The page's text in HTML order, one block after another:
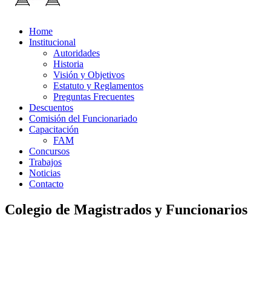
Home
Institucional
Autoridades
Historia
Visión y Objetivos
Estatuto y Reglamentos
Preguntas Frecuentes
Descuentos
Comisión del Funcionariado
Capacitación
FAM
Concursos
Trabajos
Noticias
Contacto
Colegio de Magistrados y Funcionarios